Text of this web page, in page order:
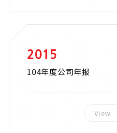
2015
104年度公司年报
View